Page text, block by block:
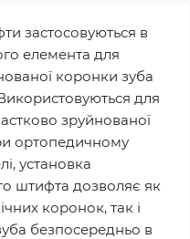
застосовуються в
елемента для
коронки зуба
для
зруйнованої
ортопедичному
установка
штифта дозволяє як
коронок, так і
безпосередньо в